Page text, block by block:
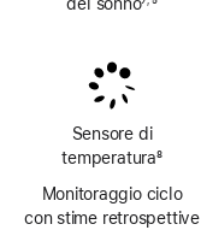
Sensore di
temperatura8
Monitoraggio ciclo
con stime retrospettive